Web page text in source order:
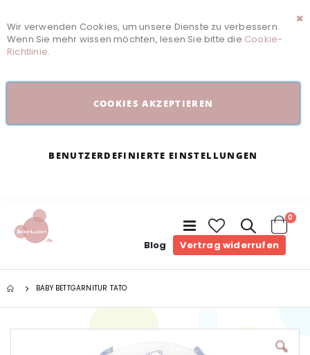
Wir verwenden Cookies, um unsere Dienste zu verbessern.
Wenn Sie mehr wissen möchten, lesen Sie bitte die Cookie-
Richtlinie.
COOKIES AKZEPTIEREN
BENUTZERDEFINIERTE EINSTELLUNGEN
Navigation
umschalten
Blog Vertrag widerrufenCart
0
BABY BETTGARNITUR TATO
Zum